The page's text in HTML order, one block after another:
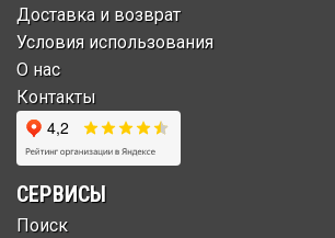
Доставка и возврат
Условия использования
О нас
Контакты
СЕРВИСЫ
Поиск